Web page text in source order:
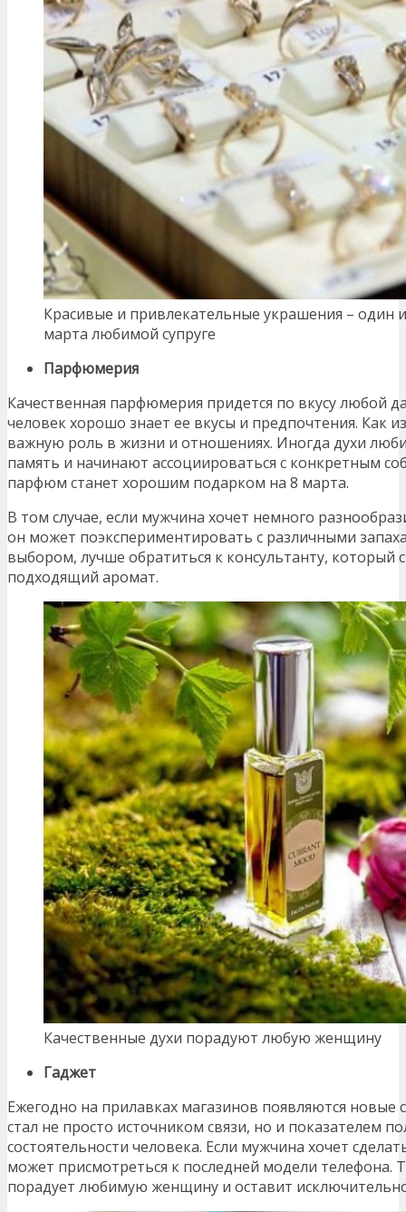
Красивые и привлекательные украшения – один
марта любимой супруге
Парфюмерия
Качественная парфюмерия придется по вкусу любой
человек хорошо знает ее вкусы и предпочтения. Как
важную роль в жизни и отношениях. Иногда духи
память и начинают ассоциироваться с конкретным
парфюм станет хорошим подарком на 8 марта.
В том случае, если мужчина хочет немного
он может поэкспериментировать с различными
выбором, лучше обратиться к консультанту,
подходящий аромат.
Качественные духи порадуют любую женщину
Гаджет
Ежегодно на прилавках магазинов появляются
стал не просто источником связи, но и показателем
состоятельности человека. Если мужчина хочет
может присмотреться к последней модели телефона.
порадует любимую женщину и оставит